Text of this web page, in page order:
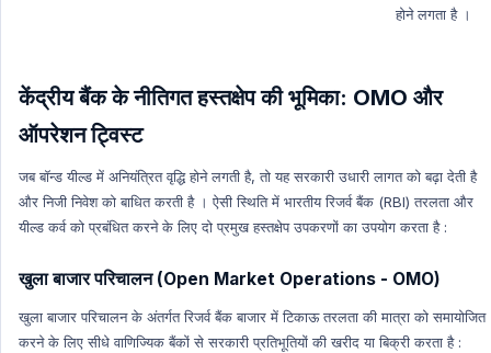
होने लगता है ।
केंद्रीय बैंक के नीतिगत हस्तक्षेप की भूमिका: OMO और
ऑपरेशन ट्विस्ट
जब बॉन्ड यील्ड में अनियंत्रित वृद्धि होने लगती है, तो यह सरकारी उधारी लागत को बढ़ा देती है
और निजी निवेश को बाधित करती है । ऐसी स्थिति में भारतीय रिजर्व बैंक (RBI) तरलता और
यील्ड कर्व को प्रबंधित करने के लिए दो प्रमुख हस्तक्षेप उपकरणों का उपयोग करता है :
खुला बाजार परिचालन (Open Market Operations - OMO)
खुला बाजार परिचालन के अंतर्गत रिजर्व बैंक बाजार में टिकाऊ तरलता की मात्रा को समायोजित
करने के लिए सीधे वाणिज्यिक बैंकों से सरकारी प्रतिभूतियों की खरीद या बिक्री करता है :